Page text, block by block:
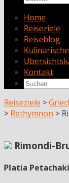
Home
Reiseziele
Reiseblog
Kontakt
Reiseziele >
> Rethymnon >
Rimondi-
Platia